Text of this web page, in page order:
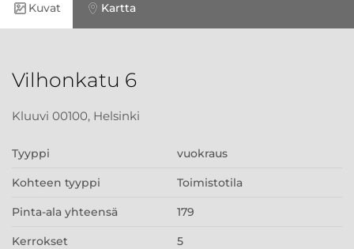
Kuvat Kartta
Vilhonkatu 6
Kluuvi 00100, Helsinki
Tyyppi vuokraus
Kohteen tyyppi Toimistotila
Pinta-ala yhteensä 179
Kerrokset 5